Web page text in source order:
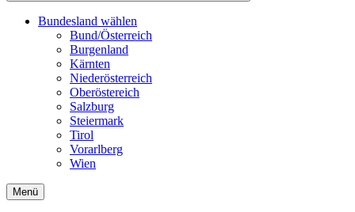
Bundesland wählen
Bund/Österreich
Burgenland
Kärnten
Niederösterreich
Oberöstereich
Salzburg
Steiermark
Tirol
Vorarlberg
Wien
Menü